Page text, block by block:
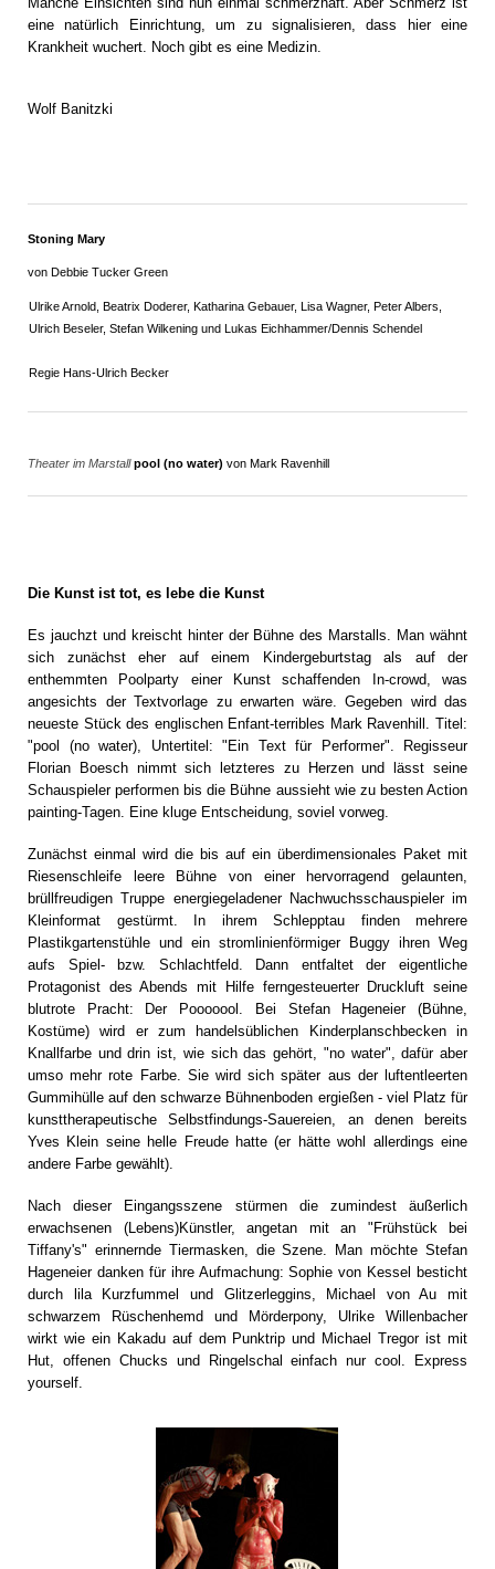
eine natürlich Einrichtung, um zu signalisieren, dass hier eine
Krankheit wuchert. Noch gibt es eine Medizin.
Wolf Banitzki
Stoning Mary
von Debbie Tucker Green
Ulrike Arnold, Beatrix Doderer, Katharina Gebauer, Lisa Wagner, Peter Albers,
Ulrich Beseler, Stefan Wilkening und Lukas Eichhammer/Dennis Schendel
Regie Hans-Ulrich Becker
Theater im Marstallpool (no water) von Mark Ravenhill
Die Kunst ist tot, es lebe die Kunst
Es jauchzt und kreischt hinter der Bühne des Marstalls. Man wähnt
sich zunächst eher auf einem Kindergeburtstag als auf der
enthemmten Poolparty einer Kunst schaffenden In-crowd, was
angesichts der Textvorlage zu erwarten wäre. Gegeben wird das
neueste Stück des englischen Enfant-terribles Mark Ravenhill. Titel:
"pool (no water), Untertitel: "Ein Text für Performer". Regisseur
Florian Boesch nimmt sich letzteres zu Herzen und lässt seine
Schauspieler performen bis die Bühne aussieht wie zu besten Action
painting-Tagen. Eine kluge Entscheidung, soviel vorweg.
Zunächst einmal wird die bis auf ein überdimensionales Paket mit
Riesenschleife leere Bühne von einer hervorragend gelaunten,
brüllfreudigen Truppe energiegeladener Nachwuchsschauspieler im
Kleinformat gestürmt. In ihrem Schlepptau finden mehrere
Plastikgartenstühle und ein stromlinienförmiger Buggy ihren Weg
aufs Spiel- bzw. Schlachtfeld. Dann entfaltet der eigentliche
Protagonist des Abends mit Hilfe ferngesteuerter Druckluft seine
blutrote Pracht: Der Pooooool. Bei Stefan Hageneier (Bühne,
Kostüme) wird er zum handelsüblichen Kinderplanschbecken in
Knallfarbe und drin ist, wie sich das gehört, "no water", dafür aber
umso mehr rote Farbe. Sie wird sich später aus der luftentleerten
Gummihülle auf den schwarze Bühnenboden ergießen - viel Platz für
kunsttherapeutische Selbstfindungs-Sauereien, an denen bereits
Yves Klein seine helle Freude hatte (er hätte wohl allerdings eine
andere Farbe gewählt).
Nach dieser Eingangsszene stürmen die zumindest äußerlich
erwachsenen (Lebens)Künstler, angetan mit an "Frühstück bei
Tiffany's" erinnernde Tiermasken, die Szene. Man möchte Stefan
Hageneier danken für ihre Aufmachung: Sophie von Kessel besticht
durch lila Kurzfummel und Glitzerleggins, Michael von Au mit
schwarzem Rüschenhemd und Mörderpony, Ulrike Willenbacher
wirkt wie ein Kakadu auf dem Punktrip und Michael Tregor ist mit
Hut, offenen Chucks und Ringelschal einfach nur cool. Express
yourself.